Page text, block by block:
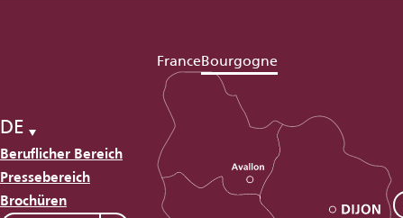
DE
Beruflicher Bereich
Pressebereich
Brochüren
FranceBourgogne